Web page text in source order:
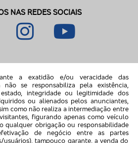
NAS REDES SOCIAIS
a exatidão e/ou veracidade das
não se responsabiliza pela existência,
integridade ou legitimidade dos
ou alienados pelos anunciantes,
como não realiza a intermediação entre
figurando apenas como veículo
qualquer obrigação ou responsabilidade
de negócio entre as partes
usuários), tampouco garante, a venda do